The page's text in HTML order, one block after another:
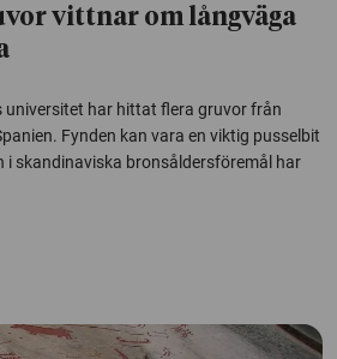
vittnar om långväga
universitet har hittat flera gruvor från
Fynden kan vara en viktig pusselbit
skandinaviska bronsåldersföremål har